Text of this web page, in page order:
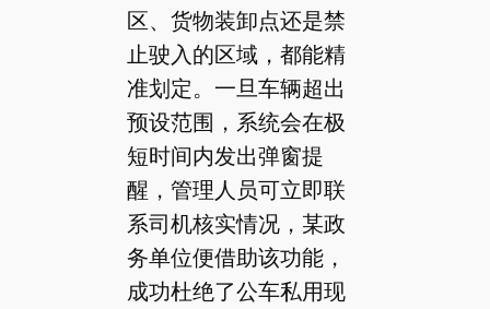
区、货物装卸点还是禁
止驶入的区域，都能精
准划定。一旦车辆超出
预设范围，系统会在极
短时间内发出弹窗提
醒，管理人员可立即联
系司机核实情况，某政
务单位便借助该功能，
成功杜绝了公车私用现